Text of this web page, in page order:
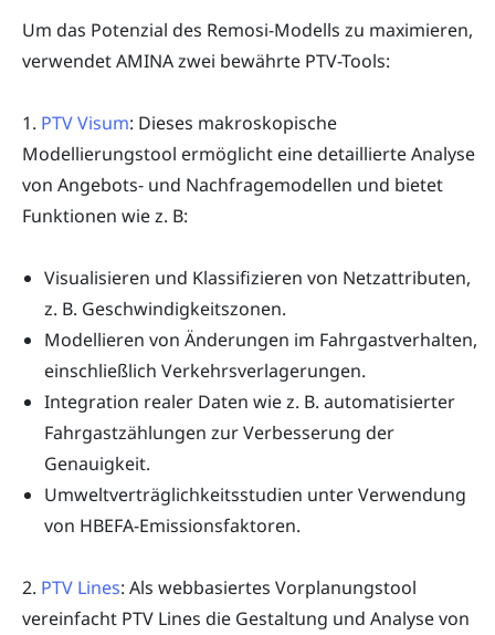
Um das Potenzial des Remosi-Modells zu maximieren,
verwendet AMINA zwei bewährte PTV-Tools:
1. PTV Visum: Dieses makroskopische
Modellierungstool ermöglicht eine detaillierte Analyse
von Angebots- und Nachfragemodellen und bietet
Funktionen wie z. B:
Visualisieren und Klassifizieren von Netzattributen,
z. B. Geschwindigkeitszonen.
Modellieren von Änderungen im Fahrgastverhalten,
einschließlich Verkehrsverlagerungen.
Integration realer Daten wie z. B. automatisierter
Fahrgastzählungen zur Verbesserung der
Genauigkeit.
Umweltverträglichkeitsstudien unter Verwendung
von HBEFA-Emissionsfaktoren.
2. PTV Lines: Als webbasiertes Vorplanungstool
vereinfacht PTV Lines die Gestaltung und Analyse von